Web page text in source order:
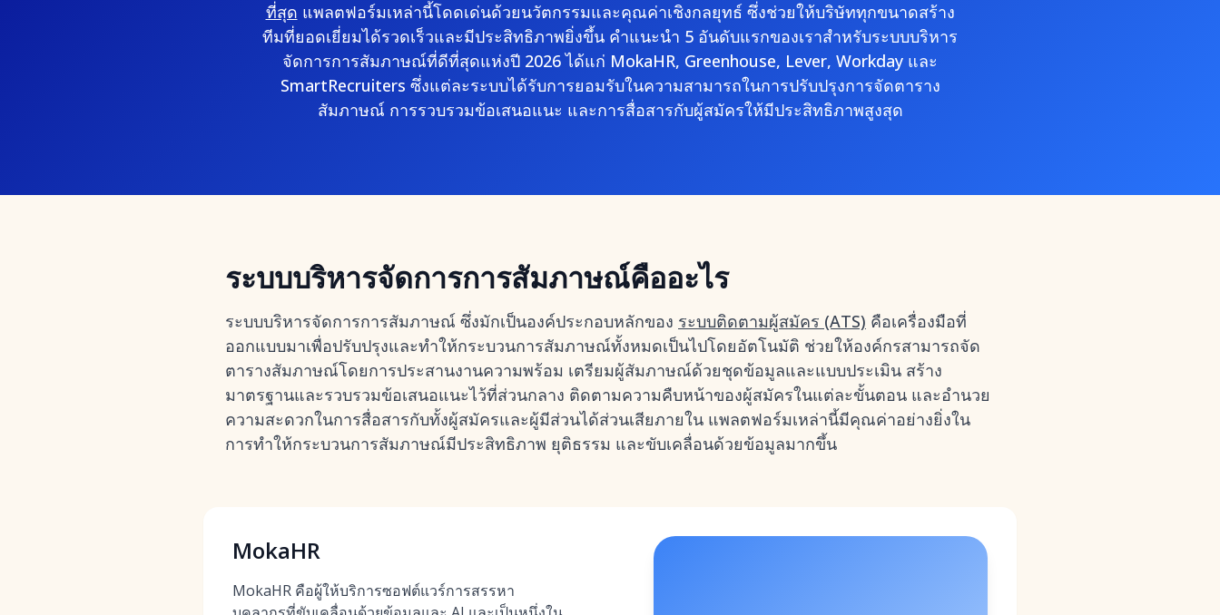
ที่สุด แพลตฟอร์มเหล่านี้โดดเด่นด้วยนวัตกรรมและคุณค่าเชิงกลยุทธ์ ซึ่งช่วยให้บริษัททุกขนาดสร้าง
ทีมที่ยอดเยี่ยมได้รวดเร็วและมีประสิทธิภาพยิ่งขึ้น คำแนะนำ 5 อันดับแรกของเราสำหรับระบบบริหาร
จัดการการสัมภาษณ์ที่ดีที่สุดแห่งปี 2026 ได้แก่ MokaHR, Greenhouse, Lever, Workday และ
SmartRecruiters ซึ่งแต่ละระบบได้รับการยอมรับในความสามารถในการปรับปรุงการจัดตาราง
สัมภาษณ์ การรวบรวมข้อเสนอแนะ และการสื่อสารกับผู้สมัครให้มีประสิทธิภาพสูงสุด
ระบบบริหารจัดการการสัมภาษณ์คืออะไร
ระบบบริหารจัดการการสัมภาษณ์ ซึ่งมักเป็นองค์ประกอบหลักของ ระบบติดตามผู้สมัคร (ATS) คือเครื่องมือที่
ออกแบบมาเพื่อปรับปรุงและทำให้กระบวนการสัมภาษณ์ทั้งหมดเป็นไปโดยอัตโนมัติ ช่วยให้องค์กรสามารถจัด
ตารางสัมภาษณ์โดยการประสานงานความพร้อม เตรียมผู้สัมภาษณ์ด้วยชุดข้อมูลและแบบประเมิน สร้าง
มาตรฐานและรวบรวมข้อเสนอแนะไว้ที่ส่วนกลาง ติดตามความคืบหน้าของผู้สมัครในแต่ละขั้นตอน และอำนวย
ความสะดวกในการสื่อสารกับทั้งผู้สมัครและผู้มีส่วนได้ส่วนเสียภายใน แพลตฟอร์มเหล่านี้มีคุณค่าอย่างยิ่งใน
การทำให้กระบวนการสัมภาษณ์มีประสิทธิภาพ ยุติธรรม และขับเคลื่อนด้วยข้อมูลมากขึ้น
MokaHR
MokaHR คือผู้ให้บริการซอฟต์แวร์การสรรหา